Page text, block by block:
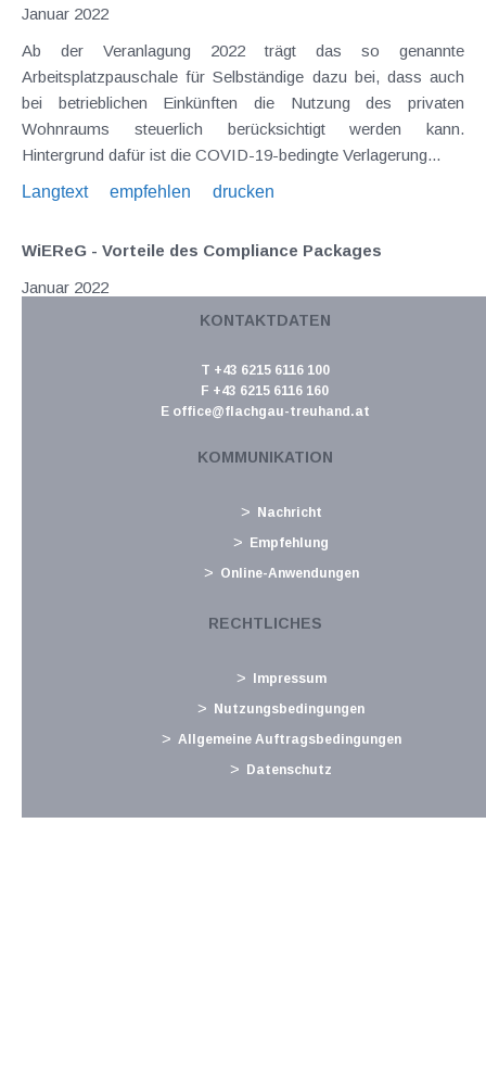
Januar 2022
Ab der Veranlagung 2022 trägt das so genannte
Arbeitsplatzpauschale für Selbständige dazu bei, dass auch
bei betrieblichen Einkünften die Nutzung des privaten
Wohnraums steuerlich berücksichtigt werden kann.
Hintergrund dafür ist die COVID-19-bedingte Verlagerung...
Langtext
empfehlen drucken
WiEReG - Vorteile des Compliance Packages
Januar 2022
Das BMF hat Mitte Dezember 2021 (GZ 2021-0.881.749 vom
welcher typische Anwendungsfälle sowie die Funktionsweise
von Compliance Packages erläutert werden. Im Rahmen des
drucken
Lohnabgaben (L, DB, DZ, GKK, Stadtkasse/Gemeinde) für
Abgabe der Zusammenfassenden Meldung, ausgenommen
empfehlen drucken
KONTAKTDATEN
T +43 6215 6116 100
F +43 6215 6116 160
E office@flachgau-treuhand.at
KOMMUNIKATION
Nachricht
Empfehlung
Online-Anwendungen
RECHTLICHES
Impressum
Nutzungsbedingungen
Allgemeine Auftragsbedingungen
Datenschutz